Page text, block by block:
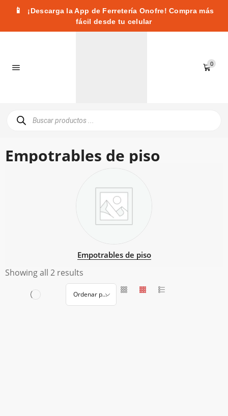
📱
¡Descarga la App de Ferretería Onofre! Compra más
fácil desde tu celular
0
Empotrables de piso
Empotrables de piso
Showing all 2 results